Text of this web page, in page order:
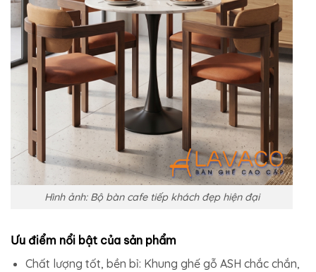
Hình ảnh: Bộ bàn cafe tiếp khách đẹp hiện đại
Ưu điểm nổi bật của sản phẩm
Chất lượng tốt, bền bỉ: Khung ghế gỗ ASH chắc chắn,